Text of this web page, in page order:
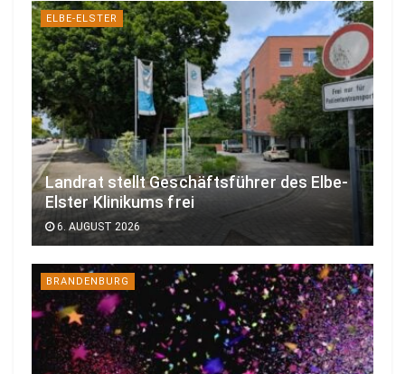
ELBE-ELSTER
Landrat stellt Geschäftsführer des Elbe-
Elster Klinikums frei
6. AUGUST 2026
BRANDENBURG